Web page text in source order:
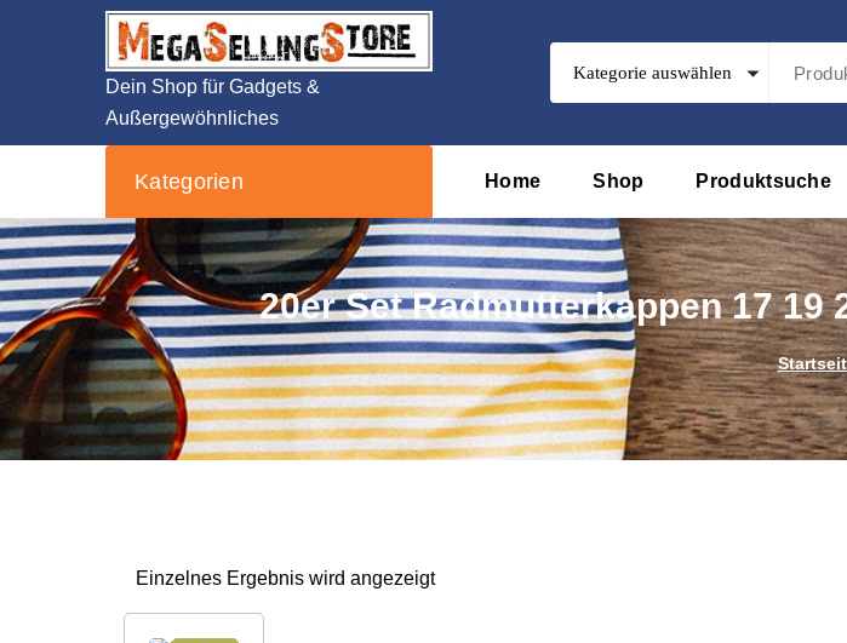
Dein Shop für Gadgets &
Außergewöhnliches
Kategorien Home Shop Produktsuche
20er Set Radmutterkappen 17
Einzelnes Ergebnis wird angezeigt